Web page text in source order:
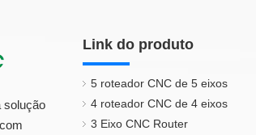
solução
Link do produto
5 roteador CNC de 5 eixos
4 roteador CNC de 4 eixos
3 Eixo CNC Router